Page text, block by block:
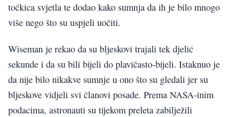
točkica svjetla te dodao kako sumnja da ih je bilo mnogo
više nego što su uspjeli uočiti.
Wiseman je rekao da su bljeskovi trajali tek djelić
sekunde i da su bili bijeli do plavičasto-bijeli. Istaknuo je
da nije bilo nikakve sumnje u ono što su gledali jer su
bljeskove vidjeli svi članovi posade. Prema NASA-inim
podacima, astronauti su tijekom preleta zabilježili